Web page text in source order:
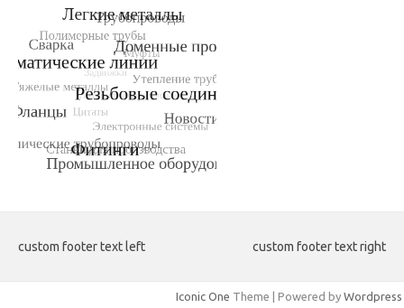
custom footer text left custom footer text right
Iconic One Theme | Powered by Wordpress